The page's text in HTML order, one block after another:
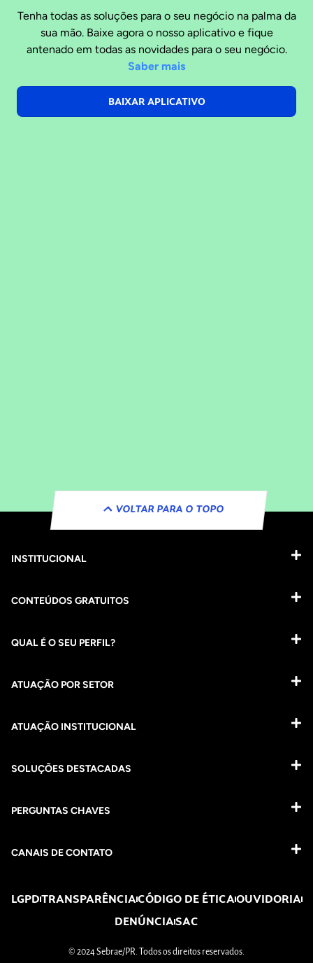
Tenha todas as soluções para o seu negócio na palma da
sua mão. Baixe agora o nosso aplicativo e fique
antenado em todas as novidades para o seu negócio.
Saber mais
BAIXAR APLICATIVO
VOLTAR PARA O TOPO
INSTITUCIONAL
CONTEÚDOS GRATUITOS
QUAL É O SEU PERFIL?
ATUAÇÃO POR SETOR
ATUAÇÃO INSTITUCIONAL
SOLUÇÕES DESTACADAS
PERGUNTAS CHAVES​
CANAIS DE CONTATO
LGPDTRANSPARÊNCIACÓDIGO DE ÉTICAOUVIDORIA
DENÚNCIASAC
© 2024 Sebrae/PR. Todos os direitos reservados.